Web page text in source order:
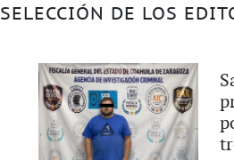
SELECCIÓN DE LOS